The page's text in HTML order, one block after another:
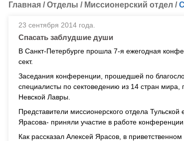
Главная /Отделы / Миссионерский отдел /
23 сентября 2014 года.
Спасать заблудшие души
В Санкт-Петербурге прошла 7-я ежегодная
сект.
Заседания конференции, прошедшей по
специалисты по сектоведению из 14 стран
Невской Лавры.
Представители миссионерского отдела
Ярасова- приняли участие в работе
Как рассказал Алексей Ярасов, в